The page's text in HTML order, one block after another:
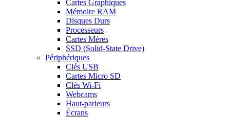
Cartes Graphiques
Mémoire RAM
Disques Durs
Processeurs
Cartes Mères
SSD (Solid-State Drive)
Périphériques
Clés USB
Cartes Micro SD
Clés Wi-Fi
Webcams
Haut-parleurs
Écrans